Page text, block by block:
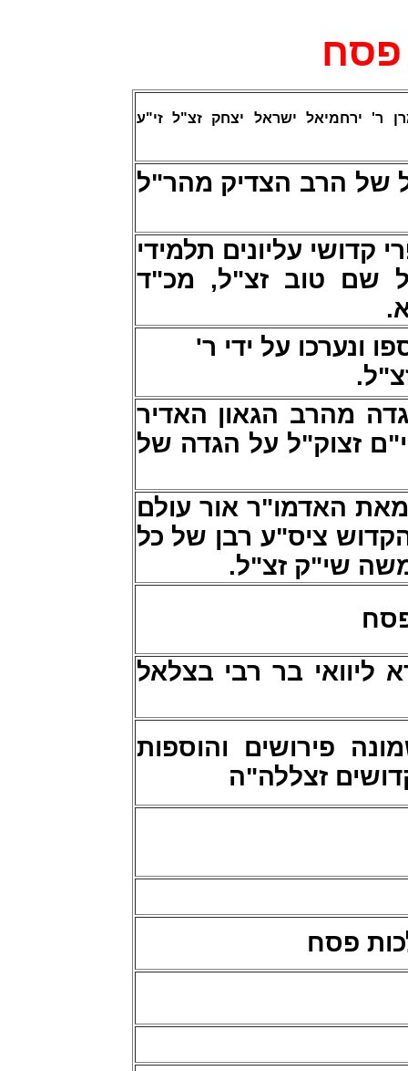
ר' ירחמיאל ישראל יצחק זצ"ל זי"ע
של הרב הצדיק מהר"ל
קדושי עליונים תלמידי
שם טוב זצ"ל, מכ"ד
ונערכו על ידי ר'
מהרב הגאון האדיר
זצוק"ל על הגדה של
האדמו"ר אור עולם
ציס"ע רבן של כל
שי"ק זצ"ל.
ליוואי בר רבי בצלאל
פירושים והוספות
זצללה"ה
פסח